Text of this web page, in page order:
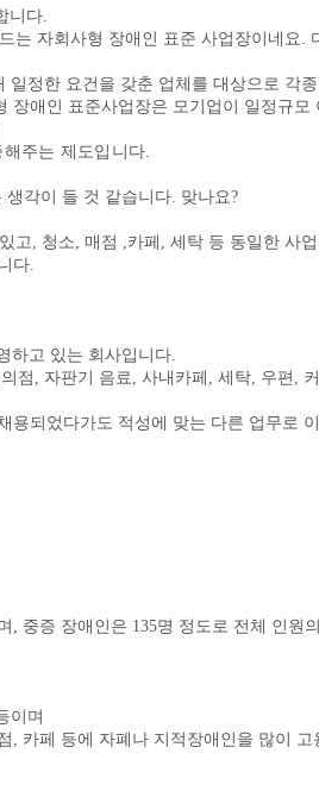
니다.
는 자회사형 장애인 표준 사업장이네요.
일정한 요건을 갖춘 업체를 대상으로 각
장애인 표준사업장은 모기업이 일정규모
주는 제도입니다.
생각이 들 것 같습니다. 맞나요?
고, 청소, 매점 ,카페 , 세탁 등 동일한 사
다.
하고 있는 회사입니다.
점, 자판기 음료, 사내카페 , 세탁, 우편 ,
용되었다가도 적성에 맞는 다른 업무로
, 중증 장애인은 135명 정도로 전체 인원
이며
, 카페 등에 자폐나 지적장애인을 많이 고